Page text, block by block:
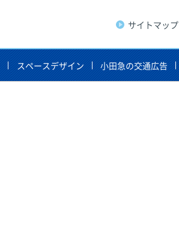
スペースデザイン 小田急の交通広告
サイトマップ